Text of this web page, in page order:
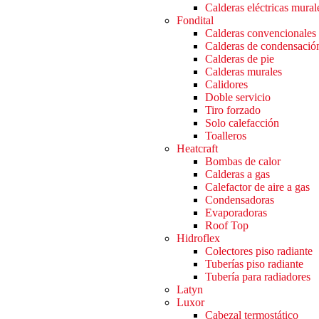
Calderas eléctricas
Fondital
Calderas convencionales
Calderas de
Calderas de pie
Calderas murales
Calidores
Doble servicio
Tiro forzado
Solo calefacción
Toalleros
Heatcraft
Bombas de calor
Calderas a gas
Calefactor de aire a gas
Condensadoras
Evaporadoras
Roof Top
Hidroflex
Colectores piso radiante
Tuberías piso radiante
Tubería para radiadores
Latyn
Luxor
Cabezal termostático